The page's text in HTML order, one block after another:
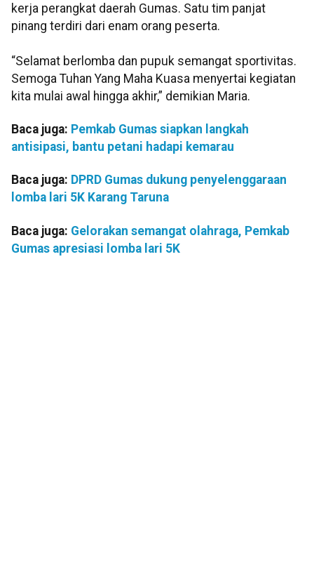
kerja perangkat daerah Gumas. Satu tim panjat
pinang terdiri dari enam orang peserta.
“Selamat berlomba dan pupuk semangat sportivitas.
Semoga Tuhan Yang Maha Kuasa menyertai kegiatan
kita mulai awal hingga akhir,” demikian Maria.
Baca juga: Pemkab Gumas siapkan langkah
antisipasi, bantu petani hadapi kemarau
Baca juga: DPRD Gumas dukung penyelenggaraan
lomba lari 5K Karang Taruna
Baca juga: Gelorakan semangat olahraga, Pemkab
Gumas apresiasi lomba lari 5K